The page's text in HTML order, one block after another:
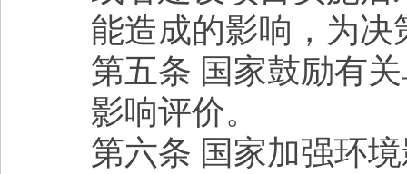
能造成的影响，为
第五条 国家鼓励有
影响评价。
第六条 国家加强环